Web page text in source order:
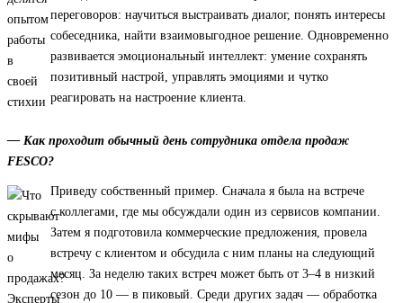
переговоров: научиться выстраивать диалог, понять интересы
собеседника, найти взаимовыгодное решение. Одновременно
развивается эмоциональный интеллект: умение сохранять
позитивный настрой, управлять эмоциями и чутко
реагировать на настроение клиента.
— Как проходит обычный день сотрудника отдела продаж
FESCO?
Приведу собственный пример. Сначала я была на встрече
с коллегами, где мы обсуждали один из сервисов компании.
Затем я подготовила коммерческие предложения, провела
встречу с клиентом и обсудила с ним планы на следующий
месяц. За неделю таких встреч может быть от 3–4 в низкий
сезон до 10 — в пиковый. Среди других задач — обработка